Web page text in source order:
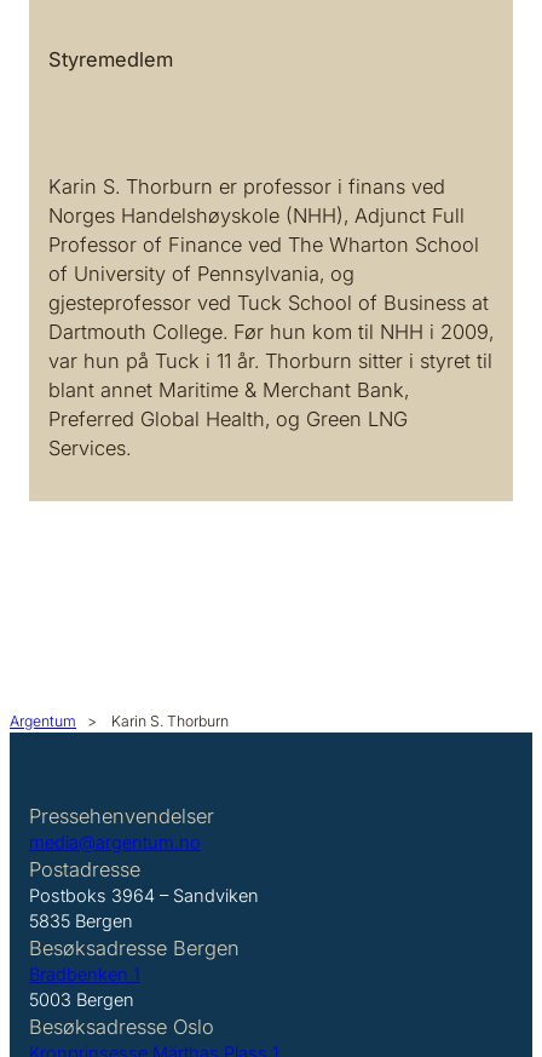
Styremedlem
Karin S. Thorburn er professor i finans ved
Norges Handelshøyskole (NHH), Adjunct Full
Professor of Finance ved The Wharton School
of University of Pennsylvania, og
gjesteprofessor ved Tuck School of Business at
Dartmouth College. Før hun kom til NHH i 2009,
var hun på Tuck i 11 år. Thorburn sitter i styret til
blant annet Maritime & Merchant Bank,
Preferred Global Health, og Green LNG
Services.
Argentum > Karin S. Thorburn
Pressehenvendelser
media@argentum.no
Postadresse
Postboks 3964 – Sandviken
5835 Bergen
Besøksadresse Bergen
Bradbenken 1
5003 Bergen
Besøksadresse Oslo